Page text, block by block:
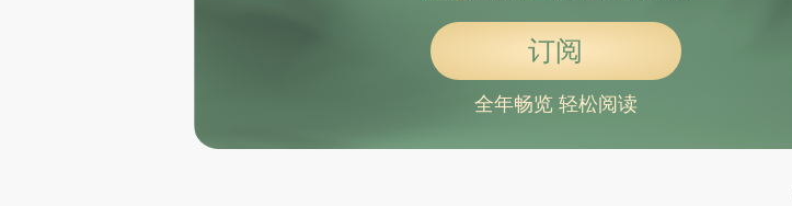
订阅
全年畅览 轻松阅读